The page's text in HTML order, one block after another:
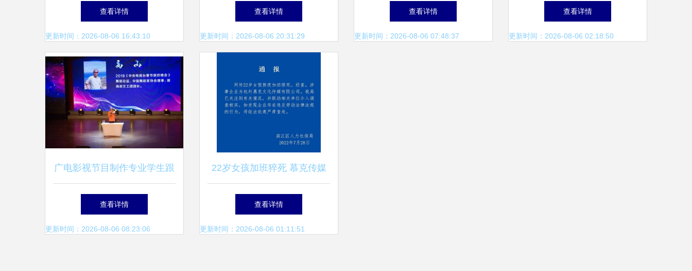
目制作经营许可证？
查看详情
更新时间：2026-08-06 16:43:10
你定义——展现现代少年力
查看详情
更新时间：2026-08-06 20:31:29
海广播影视传媒集团2024年全
面焕新
查看详情
更新时间：2026-08-06 07:48:37
节目制作的创新与规范
查看详情
更新时间：2026-08-06 02:18:50
广电影视节目制作专业学生跟
岗实训走进中央电视台 触摸
广播电视节目制作经营的真谛
查看详情
更新时间：2026-08-06 08:23:06
22岁女孩加班猝死 慕克传媒
的流量狂欢背后…
查看详情
更新时间：2026-08-06 01:11:51